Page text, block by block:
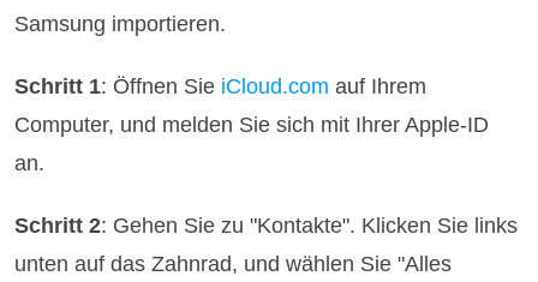
Samsung importieren.
Schritt 1: Öffnen Sie iCloud.com auf Ihrem
Computer, und melden Sie sich mit Ihrer Apple-ID
an.
Schritt 2: Gehen Sie zu "Kontakte". Klicken Sie links
unten auf das Zahnrad, und wählen Sie "Alles